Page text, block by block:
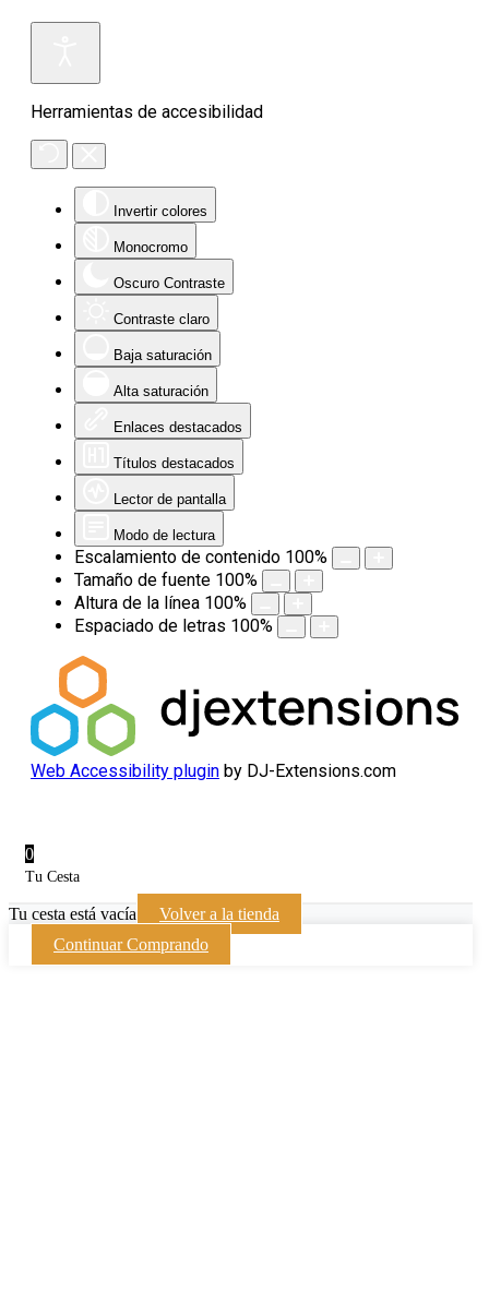
Herramientas de accesibilidad
Invertir colores
Monocromo
Oscuro Contraste
Contraste claro
Baja saturación
Alta saturación
Enlaces destacados
Títulos destacados
Lector de pantalla
Modo de lectura
Escalamiento de contenido 100%
Tamaño de fuente 100%
Altura de la línea 100%
Espaciado de letras 100%
Web Accessibility plugin by DJ-Extensions.com
0
Tu Cesta
Tu cesta está vacía
Volver a la tienda
Continuar Comprando